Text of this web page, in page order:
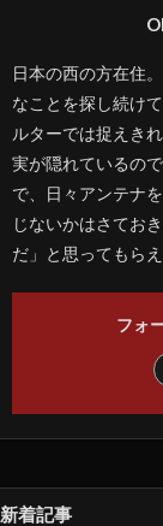
日本の西の方在住
なことを探し続け
ルターでは捉えき
実が隠れているの
で、日々アンテナ
じないかはさてお
だ」と思ってもら
フォ
新着記事